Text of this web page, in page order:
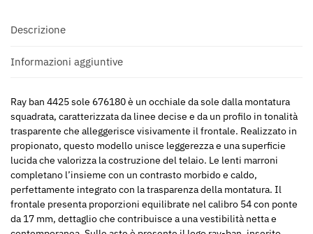
Descrizione
Informazioni aggiuntive
Ray ban 4425 sole 676180 è un occhiale da sole dalla montatura
squadrata, caratterizzata da linee decise e da un profilo in tonalità
trasparente che alleggerisce visivamente il frontale. Realizzato in
propionato, questo modello unisce leggerezza e una superficie
lucida che valorizza la costruzione del telaio. Le lenti marroni
completano l’insieme con un contrasto morbido e caldo,
perfettamente integrato con la trasparenza della montatura. Il
frontale presenta proporzioni equilibrate nel calibro 54 con ponte
da 17 mm, dettaglio che contribuisce a una vestibilità netta e